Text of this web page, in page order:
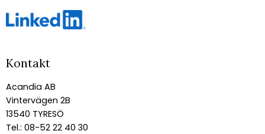
Kontakt
Acandia AB
Vintervägen 2B
13540 TYRESÖ
Tel.: 08-52 22 40 30